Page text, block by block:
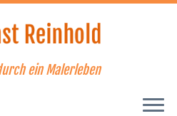
ein Malerleben